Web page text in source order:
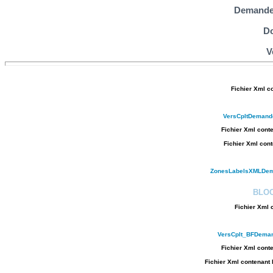
Fichier Xml
Fichier Xml
Fichier Xml
Fichier Xml
Fichier Xml
Fichier Xml contenant